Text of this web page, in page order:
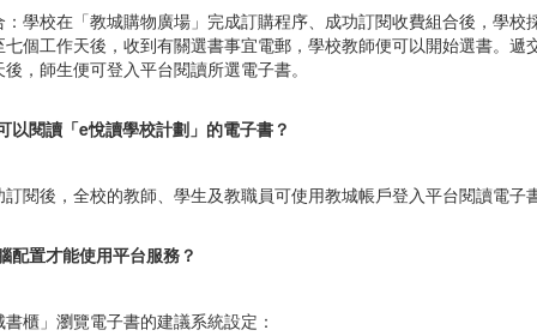
：學校在「教城購物廣場」完成訂購程序、成功訂閱收費組合後，學校
七個工作天後，收到有關選書事宜電郵，學校教師便可以開始選書。遞
，師生便可登入平台閱讀所選電子書。
以閱讀「e悅讀學校計劃」的電子書？
訂閱後，全校的教師、學生及教職員可使用教城帳戶登入平台閱讀電子
配置才能使用平台服務？
櫃」瀏覽電子書的建議系統設定：